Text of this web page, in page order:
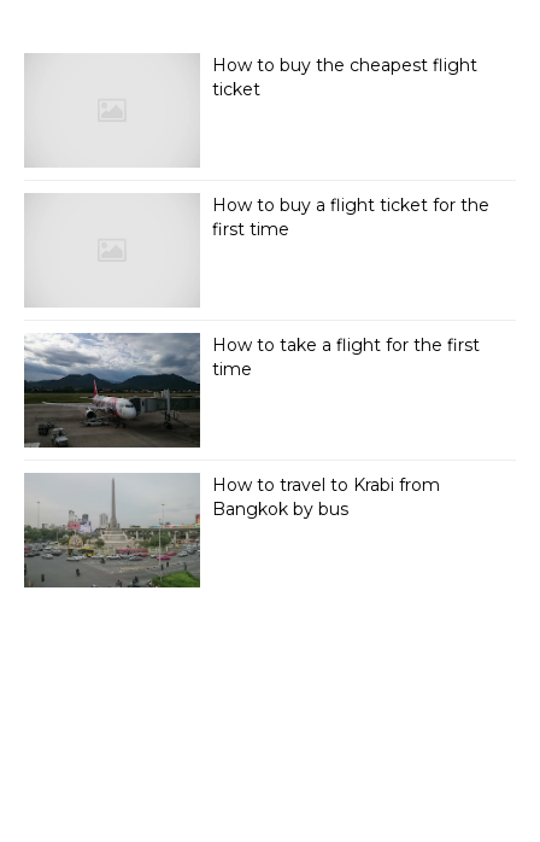
How to buy the cheapest flight
ticket
How to buy a flight ticket for the
first time
How to take a flight for the first
time
How to travel to Krabi from
Bangkok by bus